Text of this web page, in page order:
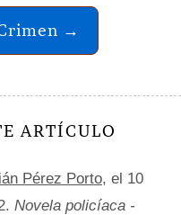
→
ARTÍCULO
Pérez Porto, el 10
Novela policíaca -